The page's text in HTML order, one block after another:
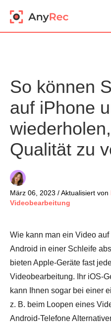
So können
auf iPhone
Qualität zu
März 06, 2023 / Aktualisiert von
Videobearbeitung
Wie kann man ein Video
Android in einer Schleife
bieten Apple-Geräte fast
Videobearbeitung. Ihr iOS-
kann Ihnen sogar bei einer
z. B. beim Loopen eines
Android-Telefone